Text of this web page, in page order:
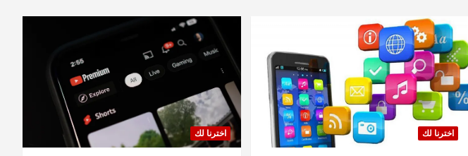
اخترنا لك اخترنا لك